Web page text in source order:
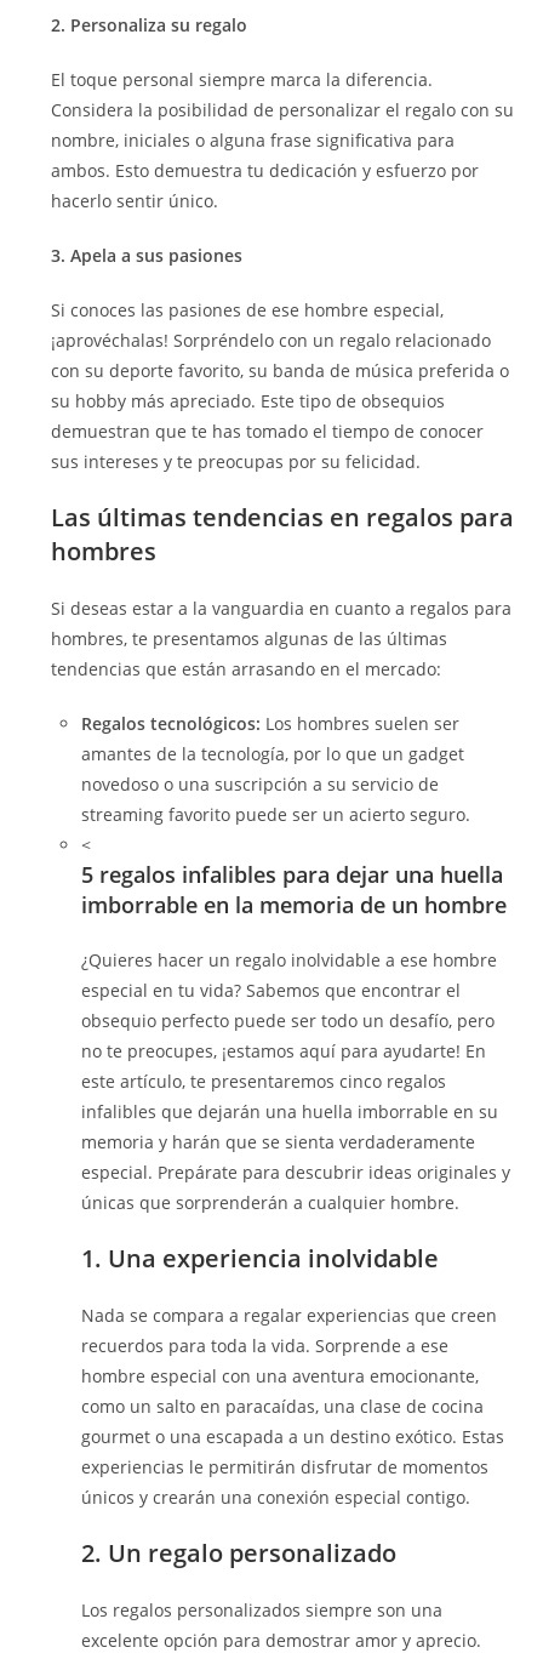
2. Personaliza su regalo
El toque personal siempre marca la diferencia.
Considera la posibilidad de personalizar el regalo con su
nombre, iniciales o alguna frase significativa para
ambos. Esto demuestra tu dedicación y esfuerzo por
hacerlo sentir único.
3. Apela a sus pasiones
Si conoces las pasiones de ese hombre especial,
¡aprovéchalas! Sorpréndelo con un regalo relacionado
con su deporte favorito, su banda de música preferida o
su hobby más apreciado. Este tipo de obsequios
demuestran que te has tomado el tiempo de conocer
sus intereses y te preocupas por su felicidad.
Las últimas tendencias en regalos para
hombres
Si deseas estar a la vanguardia en cuanto a regalos para
hombres, te presentamos algunas de las últimas
tendencias que están arrasando en el mercado:
Regalos tecnológicos: Los hombres suelen ser
amantes de la tecnología, por lo que un gadget
novedoso o una suscripción a su servicio de
streaming favorito puede ser un acierto seguro.
<
5 regalos infalibles para dejar una huella
imborrable en la memoria de un hombre
¿Quieres hacer un regalo inolvidable a ese hombre
especial en tu vida? Sabemos que encontrar el
obsequio perfecto puede ser todo un desafío, pero
no te preocupes, ¡estamos aquí para ayudarte! En
este artículo, te presentaremos cinco regalos
infalibles que dejarán una huella imborrable en su
memoria y harán que se sienta verdaderamente
especial. Prepárate para descubrir ideas originales y
únicas que sorprenderán a cualquier hombre.
1. Una experiencia inolvidable
Nada se compara a regalar experiencias que creen
recuerdos para toda la vida. Sorprende a ese
hombre especial con una aventura emocionante,
como un salto en paracaídas, una clase de cocina
gourmet o una escapada a un destino exótico. Estas
experiencias le permitirán disfrutar de momentos
únicos y crearán una conexión especial contigo.
2. Un regalo personalizado
Los regalos personalizados siempre son una
excelente opción para demostrar amor y aprecio.